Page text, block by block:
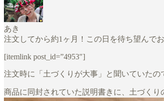
あき
注文してから約1ヶ月！この日を待ち望んで
[itemlink post_id=”4953″]
注文時に「土づくりが大事」と聞いていた
商品に同封されていた説明書きに、土づく